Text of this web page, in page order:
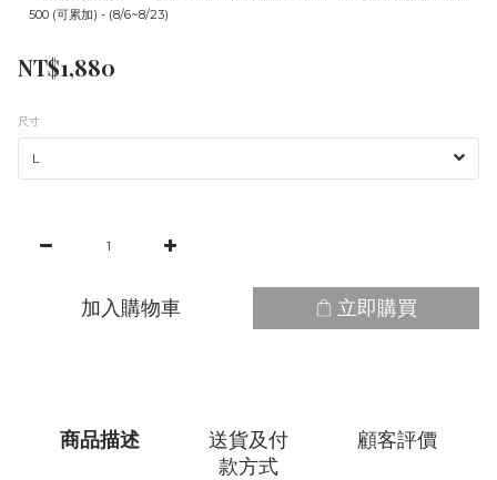
500 (可累加) - (8/6~8/23)
NT$1,880
尺寸
加入購物車 立即購買
商品描述
送貨及付
款方式
顧客評價